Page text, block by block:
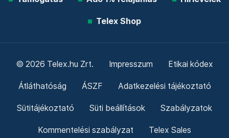
Telex Shop
© 2026 Telex.hu Zrt. Impresszum Etikai kódex
Átláthatóság ÁSZF Adatkezelési tájékoztató
Sütitájékoztató Süti beállítások Szabályzatok
Kommentelési szabályzat Telex Sales